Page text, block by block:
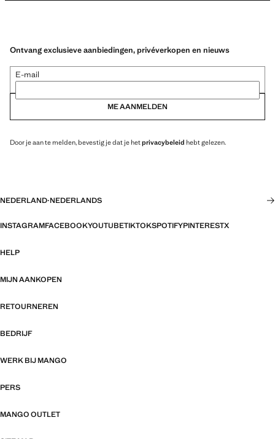
Ontvang exclusieve aanbiedingen, privéverkopen en nieuws
E-mail
ME AANMELDEN
Door je aan te melden, bevestig je dat je hetprivacybeleid hebt gelezen.
NEDERLAND·NEDERLANDS
INSTAGRAMFACEBOOKYOUTUBETIKTOKSPOTIFYPINTERESTX
HELP
MIJN AANKOPEN
RETOURNEREN
BEDRIJF
WERK BIJ MANGO
PERS
MANGO OUTLET